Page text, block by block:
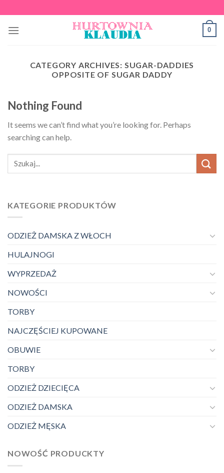
to
content
0
CATEGORY ARCHIVES: SUGAR-DADDIES
OPPOSITE OF SUGAR DADDY
Nothing Found
It seems we can’t find what you’re looking for. Perhaps
searching can help.
KATEGORIE PRODUKTÓW
ODZIEŻ DAMSKA Z WŁOCH
HULAJNOGI
WYPRZEDAŻ
NOWOŚCI
TORBY
NAJCZĘŚCIEJ KUPOWANE
OBUWIE
TORBY
ODZIEŻ DZIECIĘCA
ODZIEŻ DAMSKA
ODZIEŻ MĘSKA
NOWOŚĆ PRODUCKTY